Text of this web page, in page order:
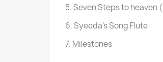
5. Seven Steps to heaven
6. Syeeda’s Song Flute
7. Milestones